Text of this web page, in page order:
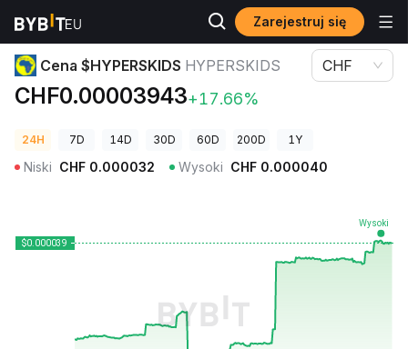
Zarejestruj się
Ceny kryptowalut Cena $HYPERSKIDS HYPERSKIDS
Cena $HYPERSKIDS HYPERSKIDS
CHF0.00003943+17.66%
CHF
24H 7D 14D 30D 60D 200D 1Y
Niski CHF 0.000032 Wysoki CHF 0.000040